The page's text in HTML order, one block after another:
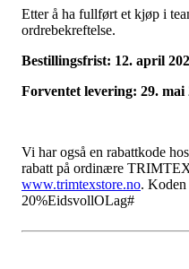
Etter å ha fullført et kjøp i
ordrebekreftelse.
Bestillingsfrist: 12. april
Forventet levering: 29. mai
Vi har også en rabattkode
rabatt på ordinære
www.trimtexstore.no. Koden
20%EidsvollOLag#